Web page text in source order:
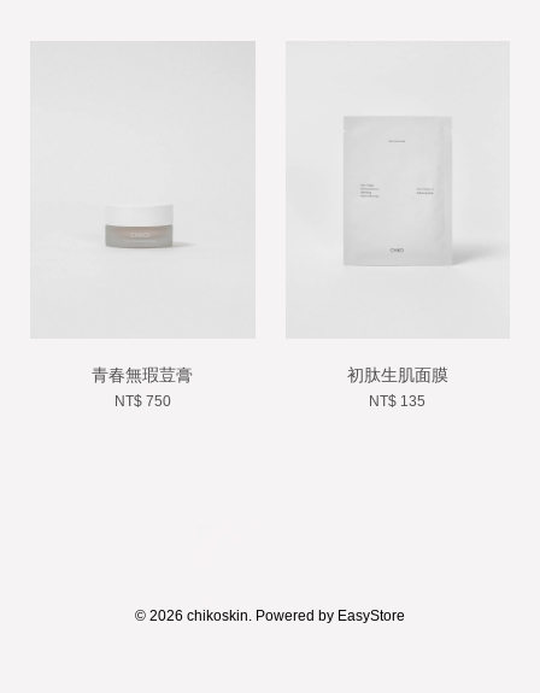
青春無瑕荳膏
NT$ 750
初肽生肌面膜
NT$ 135
© 2026 chikoskin. Powered by EasyStore